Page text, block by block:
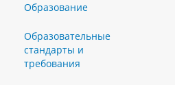
Образование
Образовательные
стандарты и
требования